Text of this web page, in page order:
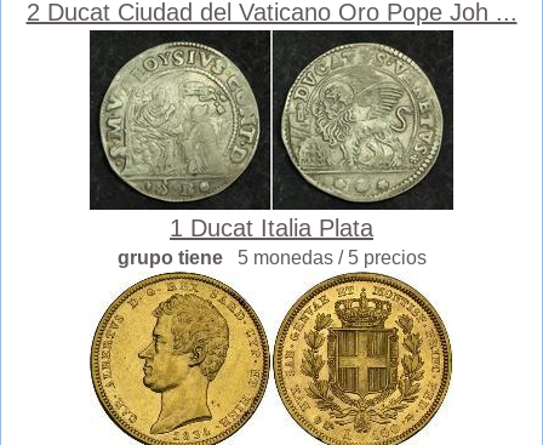
2 Ducat Ciudad del Vaticano Oro Pope Joh ...
1 Ducat Italia Plata
grupo tiene 5 monedas / 5 precios